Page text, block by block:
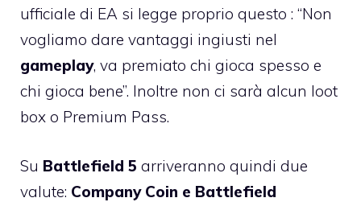
ufficiale di EA si legge proprio questo : “Non
vogliamo dare vantaggi ingiusti nel
gameplay, va premiato chi gioca spesso e
chi gioca bene”. Inoltre non ci sarà alcun loot
box o Premium Pass.
Su Battlefield 5 arriveranno quindi due
valute: Company Coin e Battlefield